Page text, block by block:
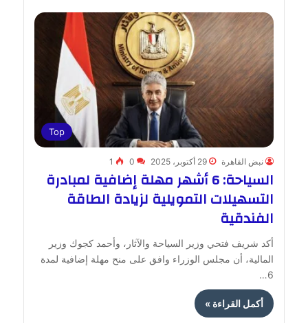
Top
نبض القاهرة 29 أكتوبر، 2025 0
1
السياحة: 6 أشهر مهلة إضافية لمبادرة
التسهيلات التمويلية لزيادة الطاقة
الفندقية
أكد شريف فتحي وزير السياحة والآثار، وأحمد كجوك وزير
المالية، أن مجلس الوزراء وافق على منح مهلة إضافية لمدة
6…
أكمل القراءة »